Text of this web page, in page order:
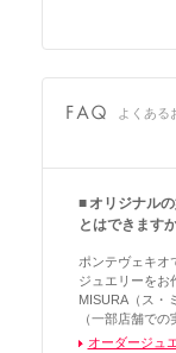
よくある
オリジナル
とはできます
ポンテヴェキオ
ジュエリーをお
MISURA（ス・
（一部店舗での
オーダージュ